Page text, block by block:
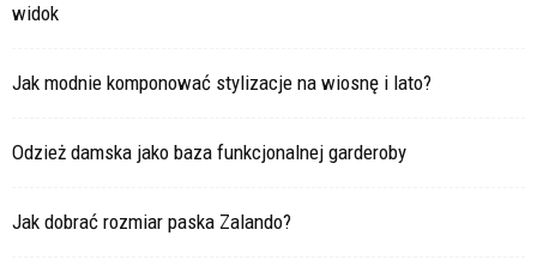
widok
Jak modnie komponować stylizacje na wiosnę i lato?
Odzież damska jako baza funkcjonalnej garderoby
Jak dobrać rozmiar paska Zalando?